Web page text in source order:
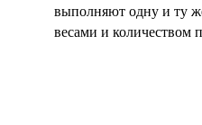
выполняют одну и ту
весами и количеством